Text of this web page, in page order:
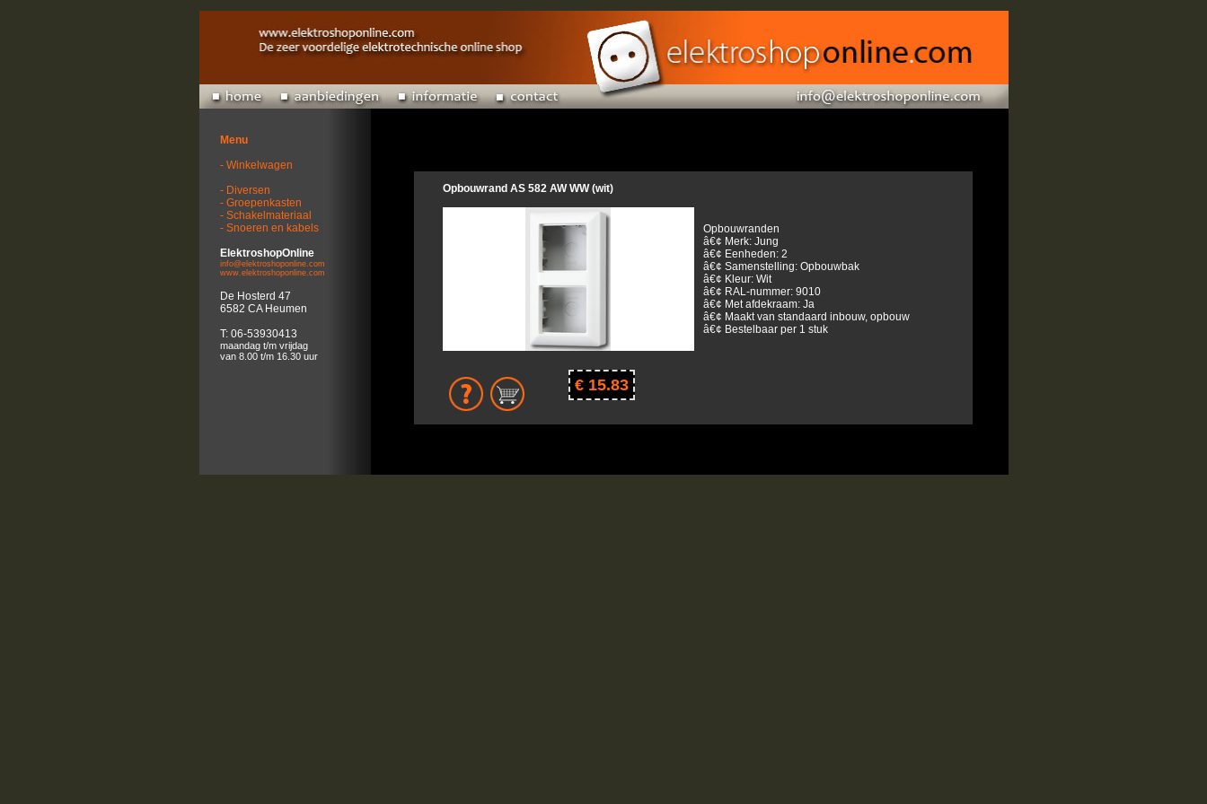
Menu
- Winkelwagen
- Diversen
- Groepenkasten
- Schakelmateriaal
- Snoeren en kabels
ElektroshopOnline
info@elektroshoponline.com
www.elektroshoponline.com
De Hosterd 47
6582 CA Heumen
T: 06-53930413
maandag t/m vrijdag
van 8.00 t/m 16.30 uur
Opbouwrand AS 582 AW WW (wit)
Opbouwranden
â€¢ Merk: Jung
â€¢ Eenheden: 2
â€¢ Samenstelling: Opbouwbak
â€¢ Kleur: Wit
â€¢ RAL-nummer: 9010
â€¢ Met afdekraam: Ja
â€¢ Maakt van standaard inbouw, opbouw
â€¢ Bestelbaar per 1 stuk
€ 15.83